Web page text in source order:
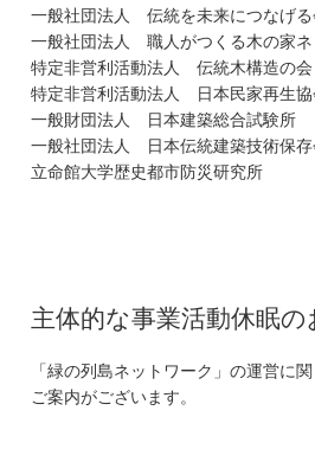
一般社団法人 伝統を未来につなげる
一般社団法人 職人がつくる木の家ネ
特定非営利活動法人 伝統木構造の会
特定非営利活動法人 日本民家再生協
一般財団法人 日本建築総合試験所
一般社団法人 日本伝統建築技術保存
立命館大学歴史都市防災研究所
主体的な事業活動休眠の
「緑の列島ネットワーク」の運営に
ご案内がございます。